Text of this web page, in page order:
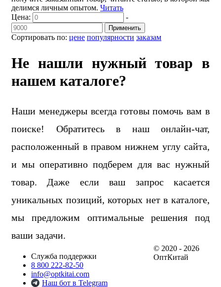
делимся личным опытом. Читать
Сортировать по: цене популярности заказам
Цена: -
Применить
Не нашли нужный товар в
нашем каталоге?
Наши менеджеры всегда готовы помочь вам в
поиске! Обратитесь в наш онлайн-чат,
расположенный в правом нижнем углу сайта,
и мы оперативно подберем для вас нужный
товар. Даже если ваш запрос касается
уникальных позиций, которых нет в каталоге,
мы предложим оптимальные решения под
ваши задачи.
Служба поддержки
8 800 222-82-50
info@optkitai.com
Наш бот в Telegram
© 2020 - 2026
ОптКитай